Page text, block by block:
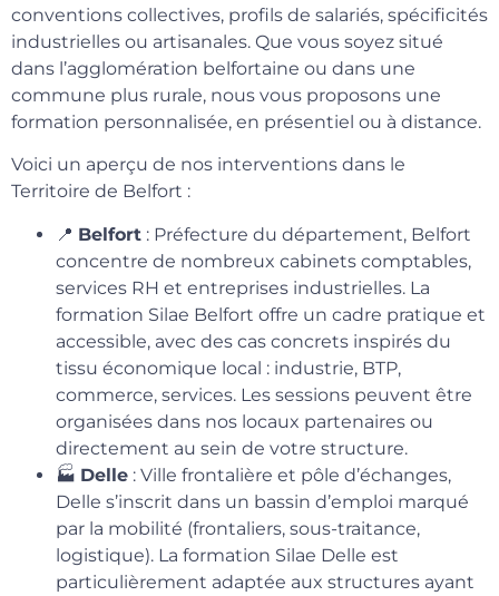
conventions collectives, profils de salariés, spécificités
industrielles ou artisanales. Que vous soyez situé
dans l’agglomération belfortaine ou dans une
commune plus rurale, nous vous proposons une
formation personnalisée, en présentiel ou à distance.
Voici un aperçu de nos interventions dans le
Territoire de Belfort :
📍 Belfort : Préfecture du département, Belfort
concentre de nombreux cabinets comptables,
services RH et entreprises industrielles. La
formation Silae Belfort offre un cadre pratique et
accessible, avec des cas concrets inspirés du
tissu économique local : industrie, BTP,
commerce, services. Les sessions peuvent être
organisées dans nos locaux partenaires ou
directement au sein de votre structure.
🏭 Delle : Ville frontalière et pôle d’échanges,
Delle s’inscrit dans un bassin d’emploi marqué
par la mobilité (frontaliers, sous-traitance,
logistique). La formation Silae Delle est
particulièrement adaptée aux structures ayant